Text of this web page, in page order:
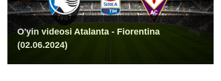
O'yin videosi Atalanta - Fiorentina
(02.06.2024)